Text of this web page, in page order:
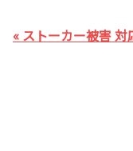
« ストーカー被害 対